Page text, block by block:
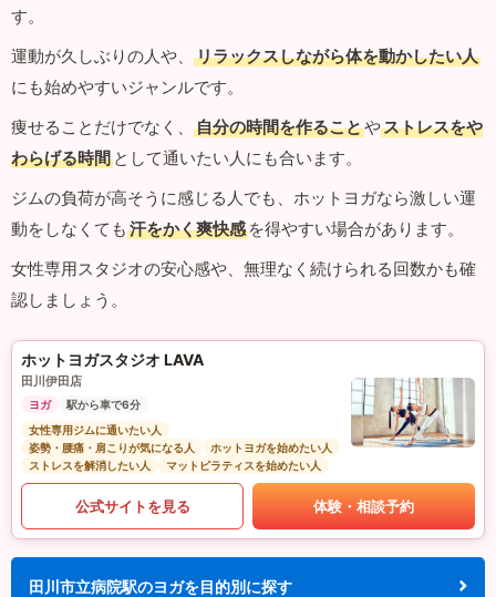
す。
運動が久しぶりの人や、
リラックスしながら体を動かしたい人
にも始めやすいジャンルです。
痩せることだけでなく、
自分の時間を作ることやストレスをや
わらげる時間 として通いたい人にも合います。
ジムの負荷が高そうに感じる人でも、ホットヨガなら激しい運
動をしなくても 汗をかく爽快感 を得やすい場合があります。
女性専用スタジオの安心感や、無理なく続けられる回数かも確
認しましょう。
ホットヨガスタジオ LAVA
田川伊田店
ヨガ
駅から車で6分
女性専用ジムに通いたい人
姿勢・腰痛・肩こりが気になる人
ホットヨガを始めたい人
ストレスを解消したい人
マットピラティスを始めたい人
公式サイトを見る 体験・相談予約
田川市立病院駅のヨガを目的別に探す